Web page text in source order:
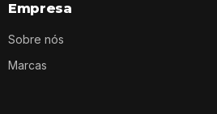
Empresa
Sobre nós
Marcas